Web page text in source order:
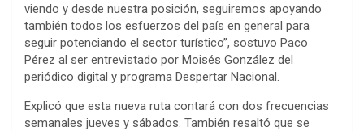
viendo y desde nuestra posición, seguiremos apoyando
también todos los esfuerzos del país en general para
seguir potenciando el sector turístico”, sostuvo Paco
Pérez al ser entrevistado por Moisés González del
periódico digital y programa Despertar Nacional.
Explicó que esta nueva ruta contará con dos frecuencias
semanales jueves y sábados. También resaltó que se